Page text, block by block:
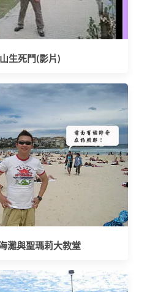
生死鬥(影片)
灘與聖瑪莉大教堂